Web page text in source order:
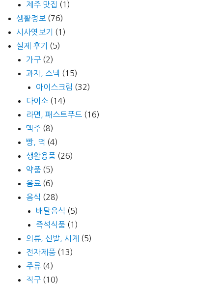
제주 맛집 (1)
생활정보 (76)
시사엿보기
(1)
실제 후기
(5)
가구 (2)
과자, 스낵 (15)
아이스크림 (32)
다이소 (14)
라면, 패스트푸드 (16)
맥주 (8)
빵, 떡 (4)
생활용품 (26)
약품 (5)
음료 (6)
음식 (28)
배달음식 (5)
즉석식품 (1)
의류, 신발, 시계 (5)
전자제품 (13)
주류 (4)
직구 (10)